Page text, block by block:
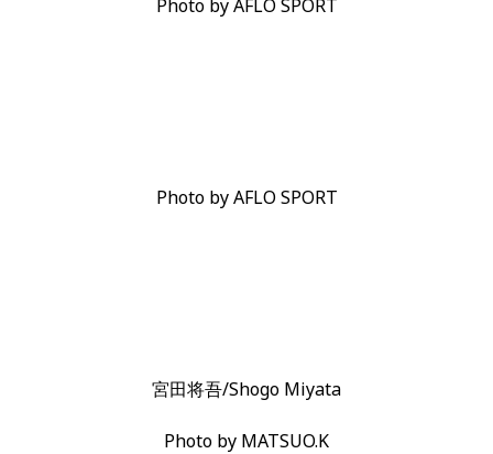
Photo by AFLO SPORT
Photo by AFLO SPORT
宮田将吾/Shogo Miyata
Photo by MATSUO.K